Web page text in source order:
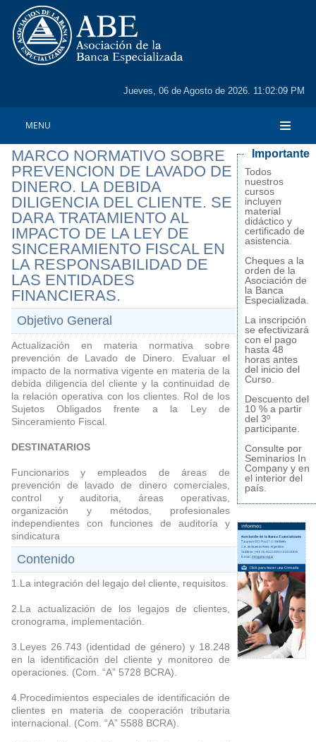
Jueves, 06 de Agosto de 2026. 11:02:09 PM
MENU
MARCO NORMATIVO SOBRE
PREVENCION DE LAVADO DE
DINERO. LA DEBIDA
DILIGENCIA DEL CLIENTE. SE
DARA TRATAMIENTO AL
IMPACTO DE LA LEY DE
SINCERAMIENTO FISCAL EN
LA RESPONSABILIDAD DE
LAS ENTIDADES
FINANCIERAS.
Objetivo General
Actualización en materia normativa sobre
prevención de Lavado de Dinero. Evaluar el
impacto de la normativa vigente en materia de la
debida diligencia del cliente y la continuidad de
la relación operativa con los clientes. Rol de los
Sujetos Obligados frente a la Ley de
Sinceramiento Fiscal.
DESTINATARIOS
Funcionarios y empleados de áreas de
prevención de lavado de dinero comerciales,
control y auditoria, áreas operativas,
organización y métodos, profesionales
independientes con funciones de auditoría y
sindicatura
Contenido
1.La integración del legajo del cliente, requisitos.
2.La actualización de los legajos de clientes,
cronograma, implementación.
3.Leyes 26.743 (identidad de género) y 18.248
en la identificación del cliente y monitoreo de
operaciones. (Com. “A” 5728 BCRA).
4.Procedimientos especiales de identificación de
clientes en materia de cooperación tributaria
internacional. (Com. “A” 5588 BCRA).
Importante
Todos
nuestros
cursos
incluyen
material
didáctico y
certificado de
asistencia.
Cheques a la
orden de la
Asociación de
la Banca
Especializada.
La inscripción
se efectivizará
con el pago
hasta 48
horas antes
del inicio del
Curso.
Descuento del
10 % a partir
del 3º
participante.
Consulte por
Seminarios In
Company y en
el interior del
país.